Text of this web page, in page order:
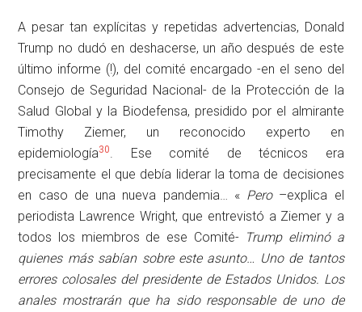
A pesar tan explícitas y repetidas advertencias, Donald
Trump no dudó en deshacerse, un año después de este
último informe (!), del comité encargado -en el seno del
Consejo de Seguridad Nacional- de la Protección de la
Salud Global y la Biodefensa, presidido por el almirante
Timothy Ziemer, un reconocido experto en
epidemiología30. Ese comité de técnicos era
precisamente el que debía liderar la toma de decisiones
en caso de una nueva pandemia… « Pero –explica el
periodista Lawrence Wright, que entrevistó a Ziemer y a
todos los miembros de ese Comité- Trump eliminó a
quienes más sabían sobre este asunto… Uno de tantos
errores colosales del presidente de Estados Unidos. Los
anales mostrarán que ha sido responsable de uno de